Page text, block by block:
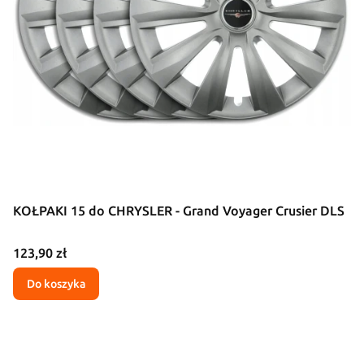
KOŁPAKI 15 do CHRYSLER - Grand Voyager Crusier DLS
Cena
123,90 zł
Do koszyka